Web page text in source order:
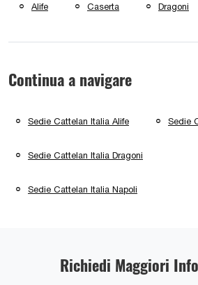
Alife Caserta Dragoni
Continua a navigare
Sedie Cattelan Italia Alife Sedie
Sedie Cattelan Italia Dragoni
Sedie Cattelan Italia Napoli
Richiedi Maggiori